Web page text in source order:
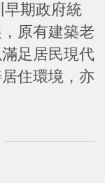
早期政府統
原有建築老
足居民現代
住環境，亦